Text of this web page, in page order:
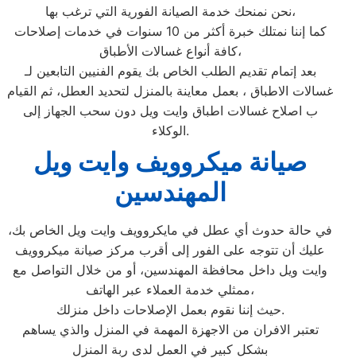
نحن نمنحك خدمة الصيانة الفورية التي ترغب بها،
كما إننا نمتلك خبرة أكثر من 10 سنوات في خدمات إصلاحات
كافة أنواع غسالات الأطباق،
بعد إتمام تقديم الطلب الخاص بك يقوم الفنيين التابعين لـ
غسالات الاطباق ، بعمل معاينة بالمنزل لتحديد العطل، ثم القيام
ب اصلاح غسالات اطباق وايت ويل دون سحب الجهاز إلى
الوكلاء.
صيانة ميكروويف وايت ويل
المهندسين
في حالة حدوث أي عطل في مايكروويف وايت ويل الخاص بك،
عليك أن تتوجه على الفور إلى أقرب مركز صيانة ميكروويف
وايت ويل داخل محافظة المهندسين، أو من خلال التواصل مع
ممثلي خدمة العملاء عبر الهاتف،
حيث إننا نقوم بعمل الإصلاحات داخل منزلك.
تعتبر الافران من الاجهزة المهمة في المنزل والذي يساهم
بشكل كبير في العمل لدى ربة المنزل